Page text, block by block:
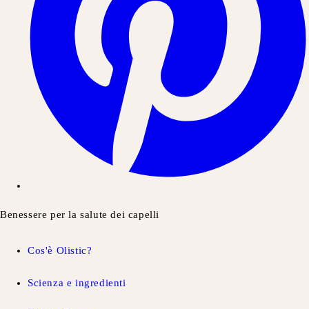
Benessere per la salute dei capelli
Cos'è Olistic?
Scienza e ingredienti